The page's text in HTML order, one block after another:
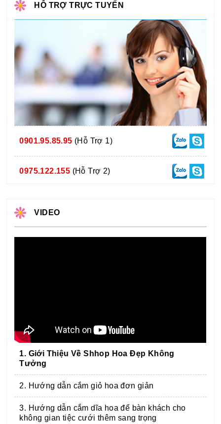
HỖ TRỢ TRỰC TUYẾN
0901.95.85.95 (Hỗ Trợ 1)
0975.122.155 (Hỗ Trợ 2)
VIDEO
1. Giới Thiệu Về Shhop Hoa Đẹp Không
Tưởng
2. Hướng dẫn cắm giỏ hoa đơn giản
3. Hướng dẫn cắm dĩa hoa để bàn khách cho
không gian tiệc cưới thêm sang trọng